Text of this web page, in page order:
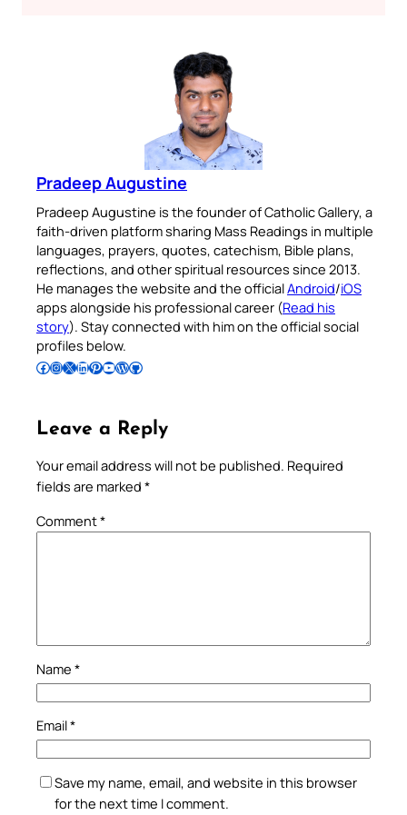
Pradeep Augustine
Pradeep Augustine is the founder of Catholic Gallery, a
faith-driven platform sharing Mass Readings in multiple
languages, prayers, quotes, catechism, Bible plans,
reflections, and other spiritual resources since 2013.
He manages the website and the officialAndroid/iOS
apps alongside his professional career (Read his
story). Stay connected with him on the official social
profiles below.
Follow Pradeep on Facebook Follow Pradeep on InstagramFollow Pradeep on X Follow Pradeep on LinkedIn Follow Pradeep on Pinterest Subscribe to Pradeep’s Youtube Channel Follow Pradeep on WordPress Follow Pradeep on GitHub
Leave a Reply
Your email address will not be published. Required
fields are marked *
Comment*
Name *
Email*
Save my name, email, and website in this browser
for the next time I comment.